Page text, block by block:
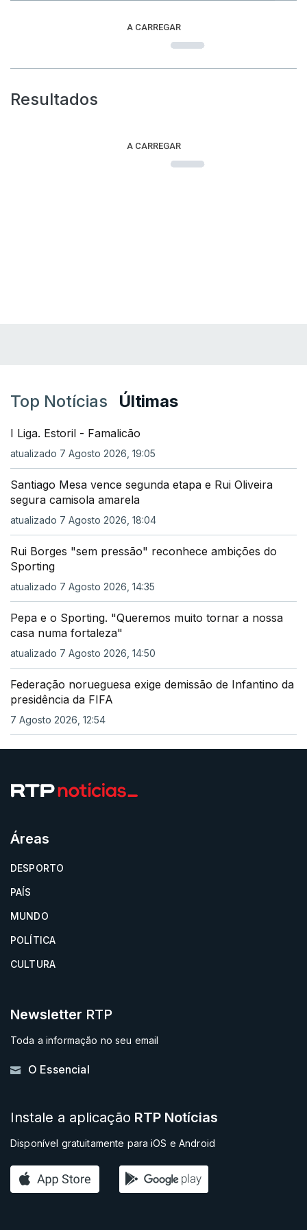
A CARREGAR
Resultados
A CARREGAR
Top Notícias Últimas
I Liga. Estoril - Famalicão
atualizado 7 Agosto 2026, 19:05
Santiago Mesa vence segunda etapa e Rui Oliveira
segura camisola amarela
atualizado 7 Agosto 2026, 18:04
Rui Borges "sem pressão" reconhece ambições do
Sporting
atualizado 7 Agosto 2026, 14:35
Pepa e o Sporting. "Queremos muito tornar a nossa
casa numa fortaleza"
atualizado 7 Agosto 2026, 14:50
Federação norueguesa exige demissão de Infantino da
presidência da FIFA
7 Agosto 2026, 12:54
Áreas
DESPORTO
PAÍS
MUNDO
POLÍTICA
CULTURA
Newsletter RTP
Toda a informação no seu email
O Essencial
Instale a aplicação RTP Notícias
Disponível gratuitamente para iOS e Android